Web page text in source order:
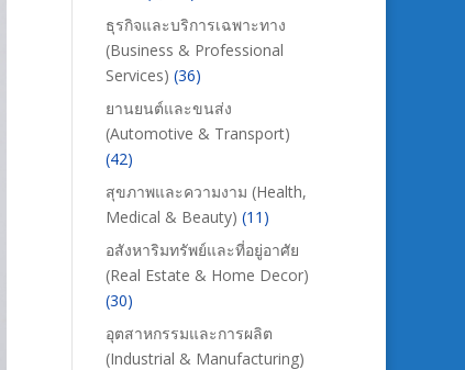
ธุรกิจและบริการเฉพาะทาง
(Business & Professional
Services) (36)
ยานยนต์และขนส่ง
(Automotive & Transport)
(42)
สุขภาพและความงาม (Health,
Medical & Beauty) (11)
อสังหาริมทรัพย์และที่อยู่อาศัย
(Real Estate & Home Decor)
(30)
อุตสาหกรรมและการผลิต
(Industrial & Manufacturing)